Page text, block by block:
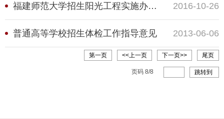
福建师范大学招生阳光工程实施办法（修订） 2016-10-26
普通高等学校招生体检工作指导意见 2013-06-06
第一页 <<上一页 下一页>> 尾页
页码 8/8 跳转到